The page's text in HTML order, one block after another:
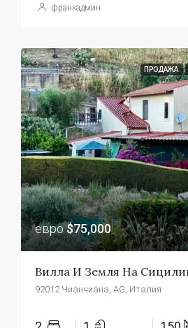
франкадмин
ПРОДАЖА
евро$75,000
92012 Чианчиана, AG, Италия